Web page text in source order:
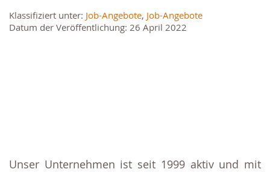
Klassifiziert unter: Job-Angebote, Job-Angebote
Datum der Veröffentlichung: 26 April 2022
Unser Unternehmen ist seit 1999 aktiv und mit